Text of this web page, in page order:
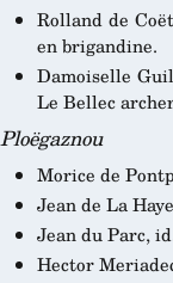
Rolland de
en brigandine.
Damoiselle
Le Bellec
Ploëgaznou
Morice de
Jean de La
Jean du Parc,
Hector